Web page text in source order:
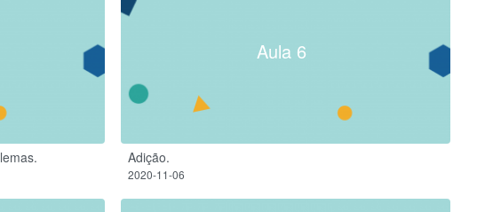
Aula 6
Adição.
2020-11-06